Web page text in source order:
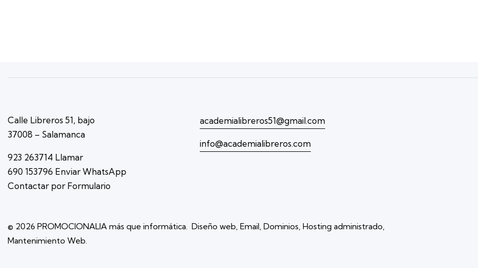
Calle Libreros 51, bajo
37008 – Salamanca
923 263714 Llamar
690 153796 Enviar WhatsApp
Contactar por Formulario
academialibreros51@gmail.com
info@academialibreros.com
© 2026 PROMOCIONALIA más que informática. Diseño web, Email, Dominios, Hosting administrado,
Mantenimiento Web.